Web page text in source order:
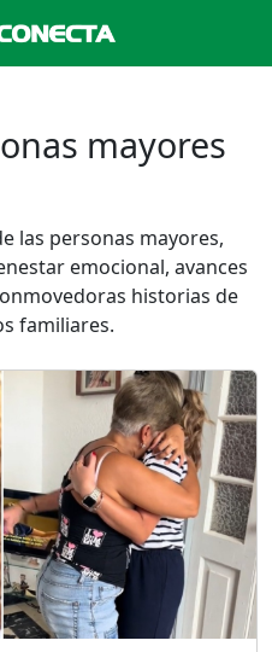
mayores
las personas mayores,
emocional, avances
historias de
familiares.